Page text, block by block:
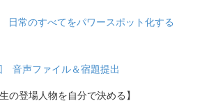
日常のすべてをパワースポット化する
音声ファイル＆宿題提出
登場人物を自分で決める】